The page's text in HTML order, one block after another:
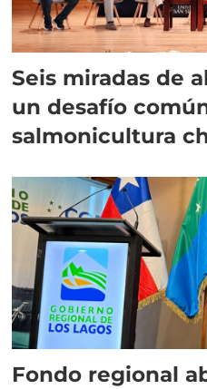
Seis miradas de
un desafío
salmonicultura
Fondo regional